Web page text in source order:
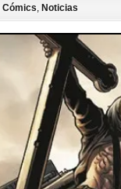
Cómics, Noticias